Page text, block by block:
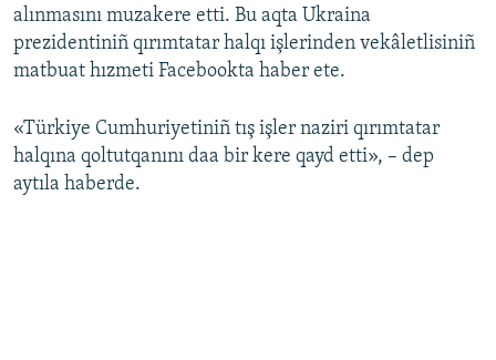
BLOGLAR
FİKİR
Русский
Українською
alınmasını muzakere etti. Bu aqta Ukraina
prezidentiniñ qırımtatar halqı işlerinden vekâletlisiniñ
matbuat hızmeti Facebookta haber ete.
«Türkiye Cumhuriyetiniñ tış işler naziri qırımtatar
halqına qoltutqanını daa bir kere qayd etti», – dep
aytıla haberde.